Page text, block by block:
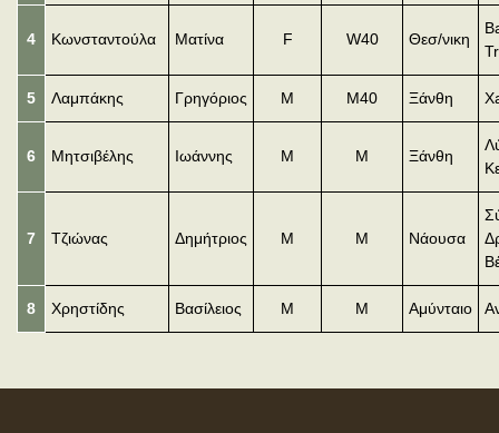
4 Κωνσταντούλα Ματίνα F W40 Θεσ/νικη
5 Λαμπάκης Γρηγόριος M M40 Ξάνθη
6 Μητσιβέλης Ιωάννης Μ Μ Ξάνθη
7 Τζιώνας Δημήτριος Μ Μ Νάουσα
8 Χρηστίδης Βασίλειος Μ Μ Αμύνταιο